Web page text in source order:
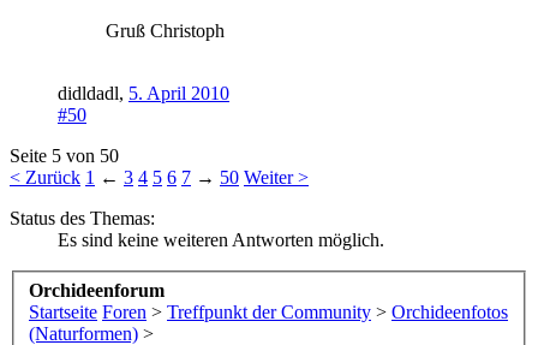
Gruß Christoph
didldadl, 5. April 2010
#50
Seite 5 von 50
< Zurück 1 ← 3 4 5 6 7 → 50 Weiter >
Status des Themas:
Es sind keine weiteren Antworten möglich.
Orchideenforum
Startseite Foren > Treffpunkt der Community > Orchideenfotos
(Naturformen) >